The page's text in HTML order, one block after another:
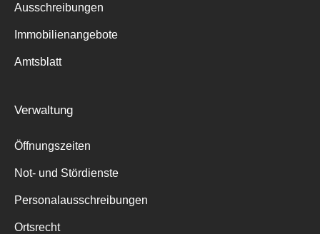
Suche
Ausschreibungen
Immobilienangebote
Amtsblatt
Verwaltung
Öffnungszeiten
Not- und Stördienste
Personalausschreibungen
Ortsrecht